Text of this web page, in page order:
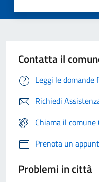
Contatta il
Leggi le domande
Richiedi
Chiama il
Prenota un
Problemi in città